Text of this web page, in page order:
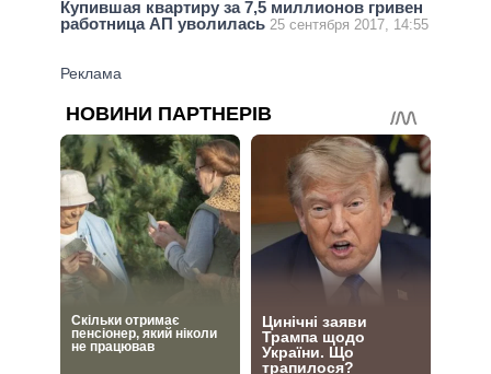
Купившая квартиру за 7,5 миллионов гривен
работница АП уволилась 25 сентября 2017, 14:55